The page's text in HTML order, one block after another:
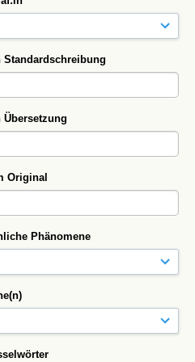
Standardschreibung
Übersetzung
Original
Phänomene